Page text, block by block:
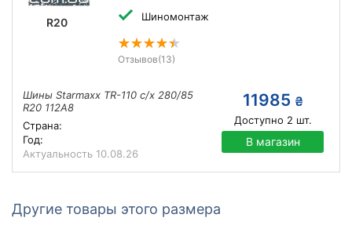
R20 Шиномонтаж
Отзывов(13)
Шины Starmaxx TR-110 с/х 280/85
R20 112A8
Страна:
Год:
Актуальность 10.08.26
11985 ₴
Доступно 2 шт.
В магазин
Другие товары этого размера